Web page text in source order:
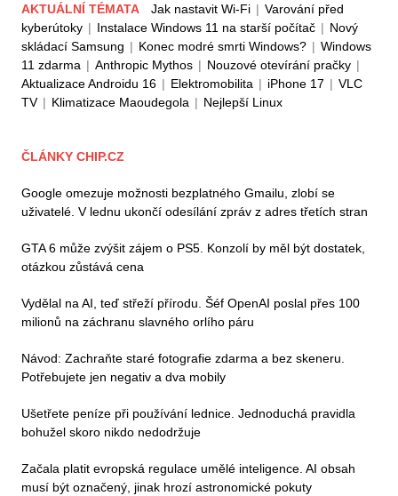
AKTUÁLNÍ TÉMATA Jak nastavit Wi-Fi | Varování před
kyberútoky | Instalace Windows 11 na starší počítač | Nový
skládací Samsung | Konec modré smrti Windows? | Windows
11 zdarma | Anthropic Mythos | Nouzové otevírání pračky |
Aktualizace Androidu 16 | Elektromobilita | iPhone 17 | VLC
TV | Klimatizace Maoudegola | Nejlepší Linux
ČLÁNKY CHIP.CZ
Google omezuje možnosti bezplatného Gmailu, zlobí se
uživatelé. V lednu ukončí odesílání zpráv z adres třetích stran
GTA 6 může zvýšit zájem o PS5. Konzolí by měl být dostatek,
otázkou zůstává cena
Vydělal na AI, teď střeží přírodu. Šéf OpenAI poslal přes 100
milionů na záchranu slavného orlího páru
Návod: Zachraňte staré fotografie zdarma a bez skeneru.
Potřebujete jen negativ a dva mobily
Ušetřete peníze při používání lednice. Jednoduchá pravidla
bohužel skoro nikdo nedodržuje
Začala platit evropská regulace umělé inteligence. AI obsah
musí být označený, jinak hrozí astronomické pokuty